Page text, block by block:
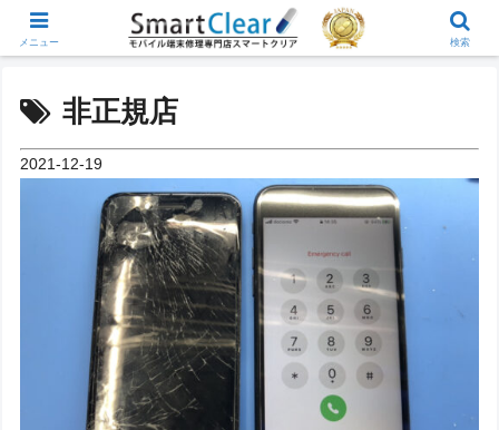
非正規店
2021-12-19
メニュー 検索